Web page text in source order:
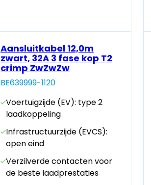
Aansluitkabel 12,0m
zwart, 32A 3 fase kop T2
crimp ZwZwZw
BE639999-1120
Voertuigzijde (EV): type 2
laadkoppeling
Infrastructuurzijde (EVCS):
open eind
Verzilverde contacten voor
de beste laadprestaties